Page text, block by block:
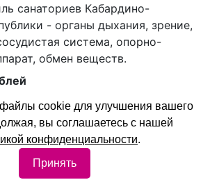
санаториев Кабардино-
- органы дыхания, зрение,
система, опорно-
обмен веществ.
cookie для улучшения вашего
вы соглашаетесь с нашей
конфиденциальности.
Принять